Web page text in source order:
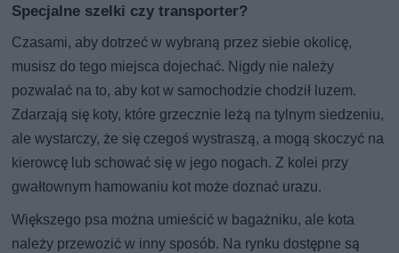
Specjalne szelki czy transporter?
Czasami, aby dotrzeć w wybraną przez siebie okolicę,
musisz do tego miejsca dojechać. Nigdy nie należy
pozwalać na to, aby kot w samochodzie chodził luzem.
Zdarzają się koty, które grzecznie leżą na tylnym siedzeniu,
ale wystarczy, że się czegoś wystraszą, a mogą skoczyć na
kierowcę lub schować się w jego nogach. Z kolei przy
gwałtownym hamowaniu kot może doznać urazu.
Większego psa można umieścić w bagażniku, ale kota
należy przewozić w inny sposób. Na rynku dostępne są